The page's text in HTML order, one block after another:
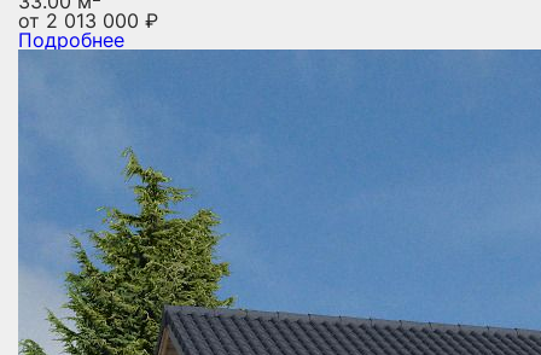
от 2 013 000 ₽
Подробнее